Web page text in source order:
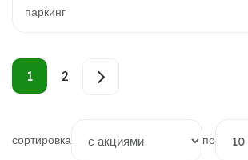
паркинг
1 2
сортировка по